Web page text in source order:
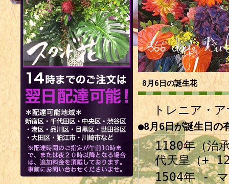
8月6日の誕生花
トレニア・
●8月6日が誕生日の
1180年（治
代天皇（+
1504年 - マ